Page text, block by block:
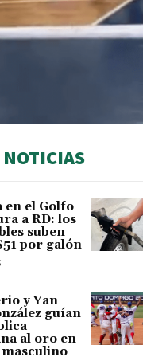
en el Golfo
a RD: los
suben
por galón
y Yan
guían
al oro en